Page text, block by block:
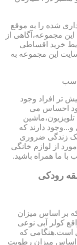
شده را به موقع
مجموعه،آگاهی از
خرید اقساطی
این مجموعه به
تر افراد وجود
خود احساس می
تلویزیون،ماشین
دارند که
یک زندگی ضروری
از لوازم خانگی
با ما همراه باشید.
رودکی
بر اساس میزان
کولر آبی نوعی
است.هنگامی که
اساس میزان رطوبت